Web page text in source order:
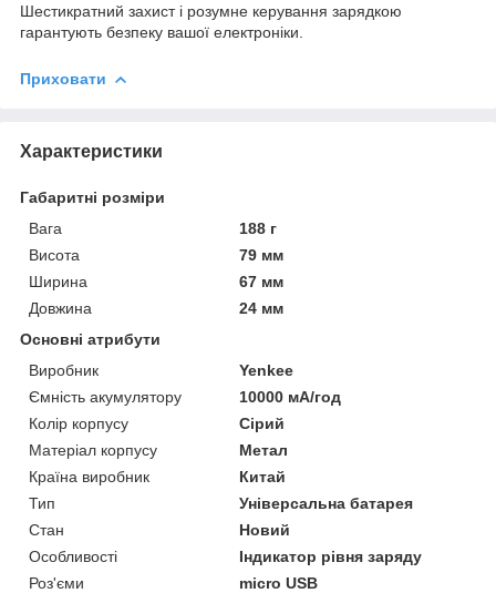
Шестикратний захист і розумне керування зарядкою
гарантують безпеку вашої електроніки.
Приховати
Характеристики
Габаритні розміри
Вага
188 г
Висота
79 мм
Ширина
67 мм
Довжина
24 мм
Основні атрибути
Виробник
Yenkee
Ємність акумулятору
10000 мА/год
Колір корпусу
Сірий
Матеріал корпусу
Метал
Країна виробник
Китай
Тип
Універсальна батарея
Стан
Новий
Особливості
Індикатор рівня заряду
Роз'єми
micro USB